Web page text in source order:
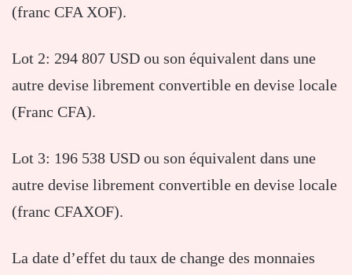
(franc CFA XOF).
Lot 2: 294 807 USD ou son équivalent dans une
autre devise librement convertible en devise locale
(Franc CFA).
Lot 3: 196 538 USD ou son équivalent dans une
autre devise librement convertible en devise locale
(franc CFAXOF).
La date d’effet du taux de change des monnaies